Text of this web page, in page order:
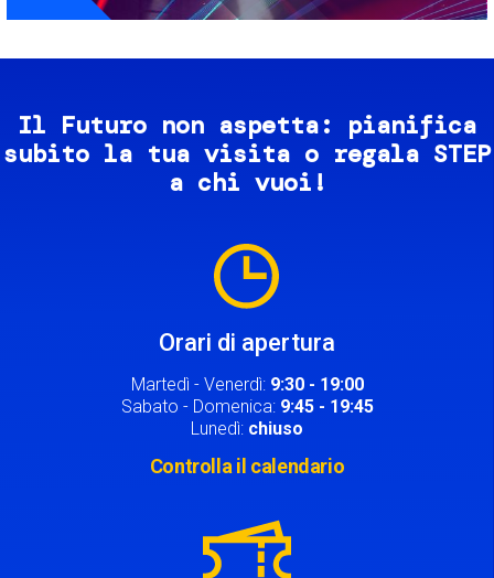
Il Futuro non aspetta: pianifica
subito la tua visita o regala STEP
a chi vuoi!
Orari di apertura
Martedì - Venerdì: 9:30 - 19:00
Sabato - Domenica: 9:45 - 19:45
Lunedì: chiuso
Controlla il calendario